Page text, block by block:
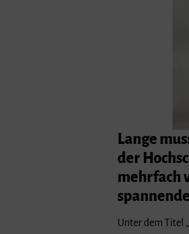
Lange
der
mehrfach
Unter dem Titel